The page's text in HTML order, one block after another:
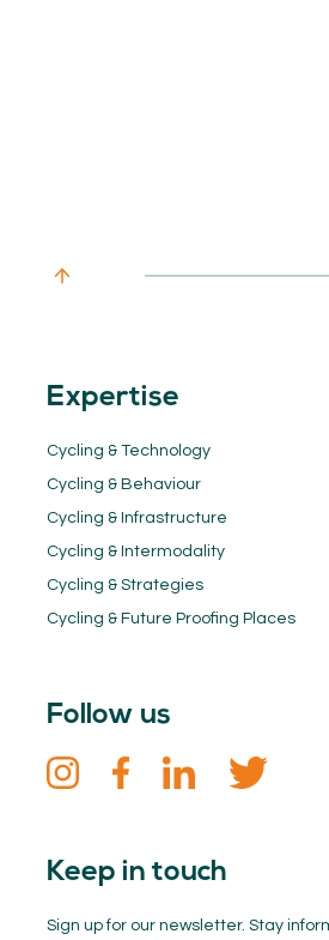
Expertise
Cycling & Technology
Cycling & Behaviour
Cycling & Infrastructure
Cycling & Intermodality
Cycling & Strategies
Cycling & Future Proofing Places
Follow us
Keep in touch
Sign up for our newsletter. Stay